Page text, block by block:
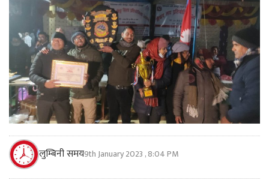
लुम्बिनी समय9th January 2023 , 8:04 PM